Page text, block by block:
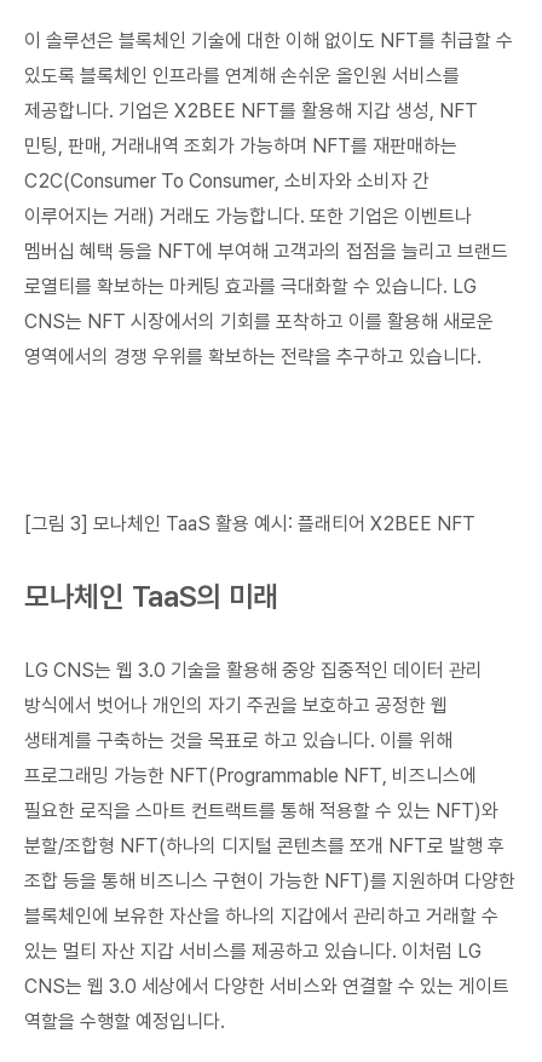
이 솔루션은 블록체인 기술에 대한 이해 없이도 NFT를 취급할 수
있도록 블록체인 인프라를 연계해 손쉬운 올인원 서비스를
제공합니다. 기업은 X2BEE NFT를 활용해 지갑 생성, NFT
민팅, 판매, 거래내역 조회가 가능하며 NFT를 재판매하는
C2C(Consumer To Consumer, 소비자와 소비자 간
이루어지는 거래) 거래도 가능합니다. 또한 기업은 이벤트나
멤버십 혜택 등을 NFT에 부여해 고객과의 접점을 늘리고 브랜드
로열티를 확보하는 마케팅 효과를 극대화할 수 있습니다. LG
CNS는 NFT 시장에서의 기회를 포착하고 이를 활용해 새로운
영역에서의 경쟁 우위를 확보하는 전략을 추구하고 있습니다.
[그림 3] 모나체인 TaaS 활용 예시: 플래티어 X2BEE NFT
모나체인 TaaS의 미래
LG CNS는 웹 3.0 기술을 활용해 중앙 집중적인 데이터 관리
방식에서 벗어나 개인의 자기 주권을 보호하고 공정한 웹
생태계를 구축하는 것을 목표로 하고 있습니다. 이를 위해
프로그래밍 가능한 NFT(Programmable NFT, 비즈니스에
필요한 로직을 스마트 컨트랙트를 통해 적용할 수 있는 NFT)와
분할/조합형 NFT(하나의 디지털 콘텐츠를 쪼개 NFT로 발행 후
조합 등을 통해 비즈니스 구현이 가능한 NFT)를 지원하며 다양한
블록체인에 보유한 자산을 하나의 지갑에서 관리하고 거래할 수
있는 멀티 자산 지갑 서비스를 제공하고 있습니다. 이처럼 LG
CNS는 웹 3.0 세상에서 다양한 서비스와 연결할 수 있는 게이트
역할을 수행할 예정입니다.